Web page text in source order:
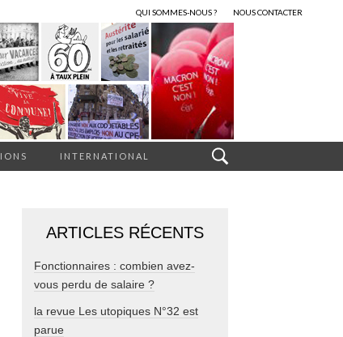
QUI SOMMES-NOUS ? NOUS CONTACTER
INTERNATIONAL
ARTICLES RÉCENTS
Fonctionnaires : combien avez-
vous perdu de salaire ?
la revue Les utopiques N°32 est
parue